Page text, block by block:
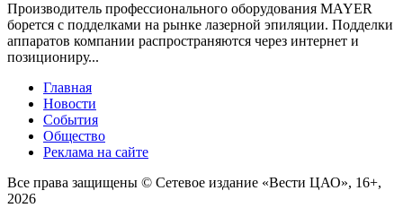
Производитель профессионального оборудования MAYER
борется с подделками на рынке лазерной эпиляции. Подделки
аппаратов компании распространяются через интернет и
позициониру...
Главная
Новости
События
Общество
Реклама на сайте
Все права защищены © Сетевое издание «Вести ЦАО», 16+,
2026